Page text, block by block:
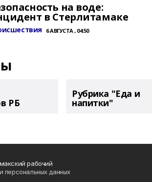
на воде:
в Стерлитамаке
6 АВГУСТА , 04:50
РБ
Рубрика "Еда и
напитки"
рабочий
персональных данных